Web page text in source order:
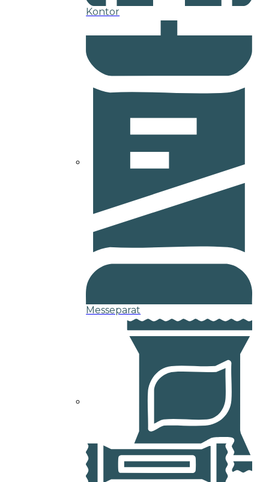
Kontor
Messeparat